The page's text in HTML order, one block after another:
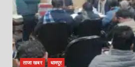
ताजा खबर धामपुर